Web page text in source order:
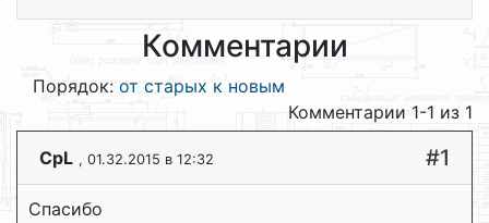
Комментарии
Порядок: от старых к новым
Комментарии 1-1 из 1
CpL , 01.32.2015 в 12:32 #1
Спасибо